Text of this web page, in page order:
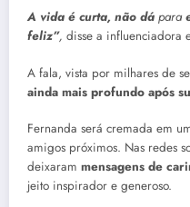
A vida é curta, não dá para
feliz”, disse a influenciadora
A fala, vista por milhares de
ainda mais profundo após
Fernanda será cremada em
amigos próximos. Nas redes
deixaram mensagens de
jeito inspirador e generoso.